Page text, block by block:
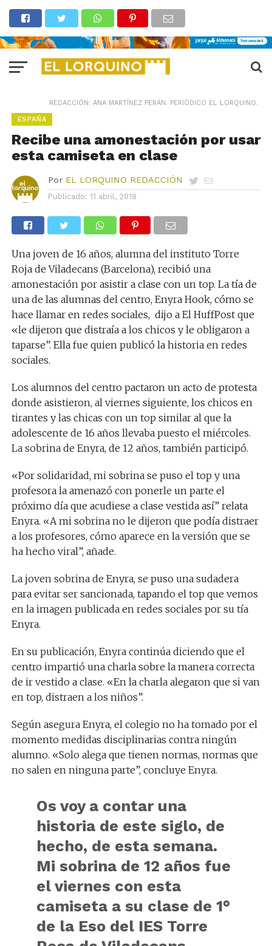
REDACCIÓN: ANA MARTÍNEZ PERÁN. PERIÓDICO EL LORQUINO.
ESPAÑA
Recibe una amonestación por usar
esta camiseta en clase
Por EL LORQUINO REDACCIÓN
Publicado: 11 abril, 2018
Una joven de 16 años, alumna del instituto Torre
Roja de Viladecans (Barcelona), recibió una
amonestación por asistir a clase con un top. La tía de
una de las alumnas del centro, Enyra Hook, cómo se
hace llamar en redes sociales, dijo a El HuffPost que
«le dijeron que distraía a los chicos y le obligaron a
taparse”. Ella fue quien publicó la historia en redes
sociales.
Los alumnos del centro pactaron un acto de protesta
donde asistieron, al viernes siguiente, los chicos en
tirantes y las chicas con un top similar al que la
adolescente de 16 años llevaba puesto el miércoles.
La sobrina de Enyra, de 12 años, también participó.
«Por solidaridad, mi sobrina se puso el top y una
profesora la amenazó con ponerle un parte el
próximo día que acudiese a clase vestida así” relata
Enyra. «A mi sobrina no le dijeron que podía distraer
a los profesores, cómo aparece en la versión que se
ha hecho viral”, añade.
La joven sobrina de Enyra, se puso una sudadera
para evitar ser sancionada, tapando el top que vemos
en la imagen publicada en redes sociales por su tía
Enyra.
En su publicación, Enyra continúa diciendo que el
centro impartió una charla sobre la manera correcta
de ir vestido a clase. «En la charla alegaron que si van
en top, distraen a los niños”.
Según asegura Enyra, el colegio no ha tomado por el
momento medidas disciplinarias contra ningún
alumno. «Solo alega que tienen normas, normas que
no salen en ninguna parte”, concluye Enyra.
Os voy a contar una
historia de este siglo, de
hecho, de esta semana.
Mi sobrina de 12 años fue
el viernes con esta
camiseta a su clase de 1°
de la Eso del IES Torre